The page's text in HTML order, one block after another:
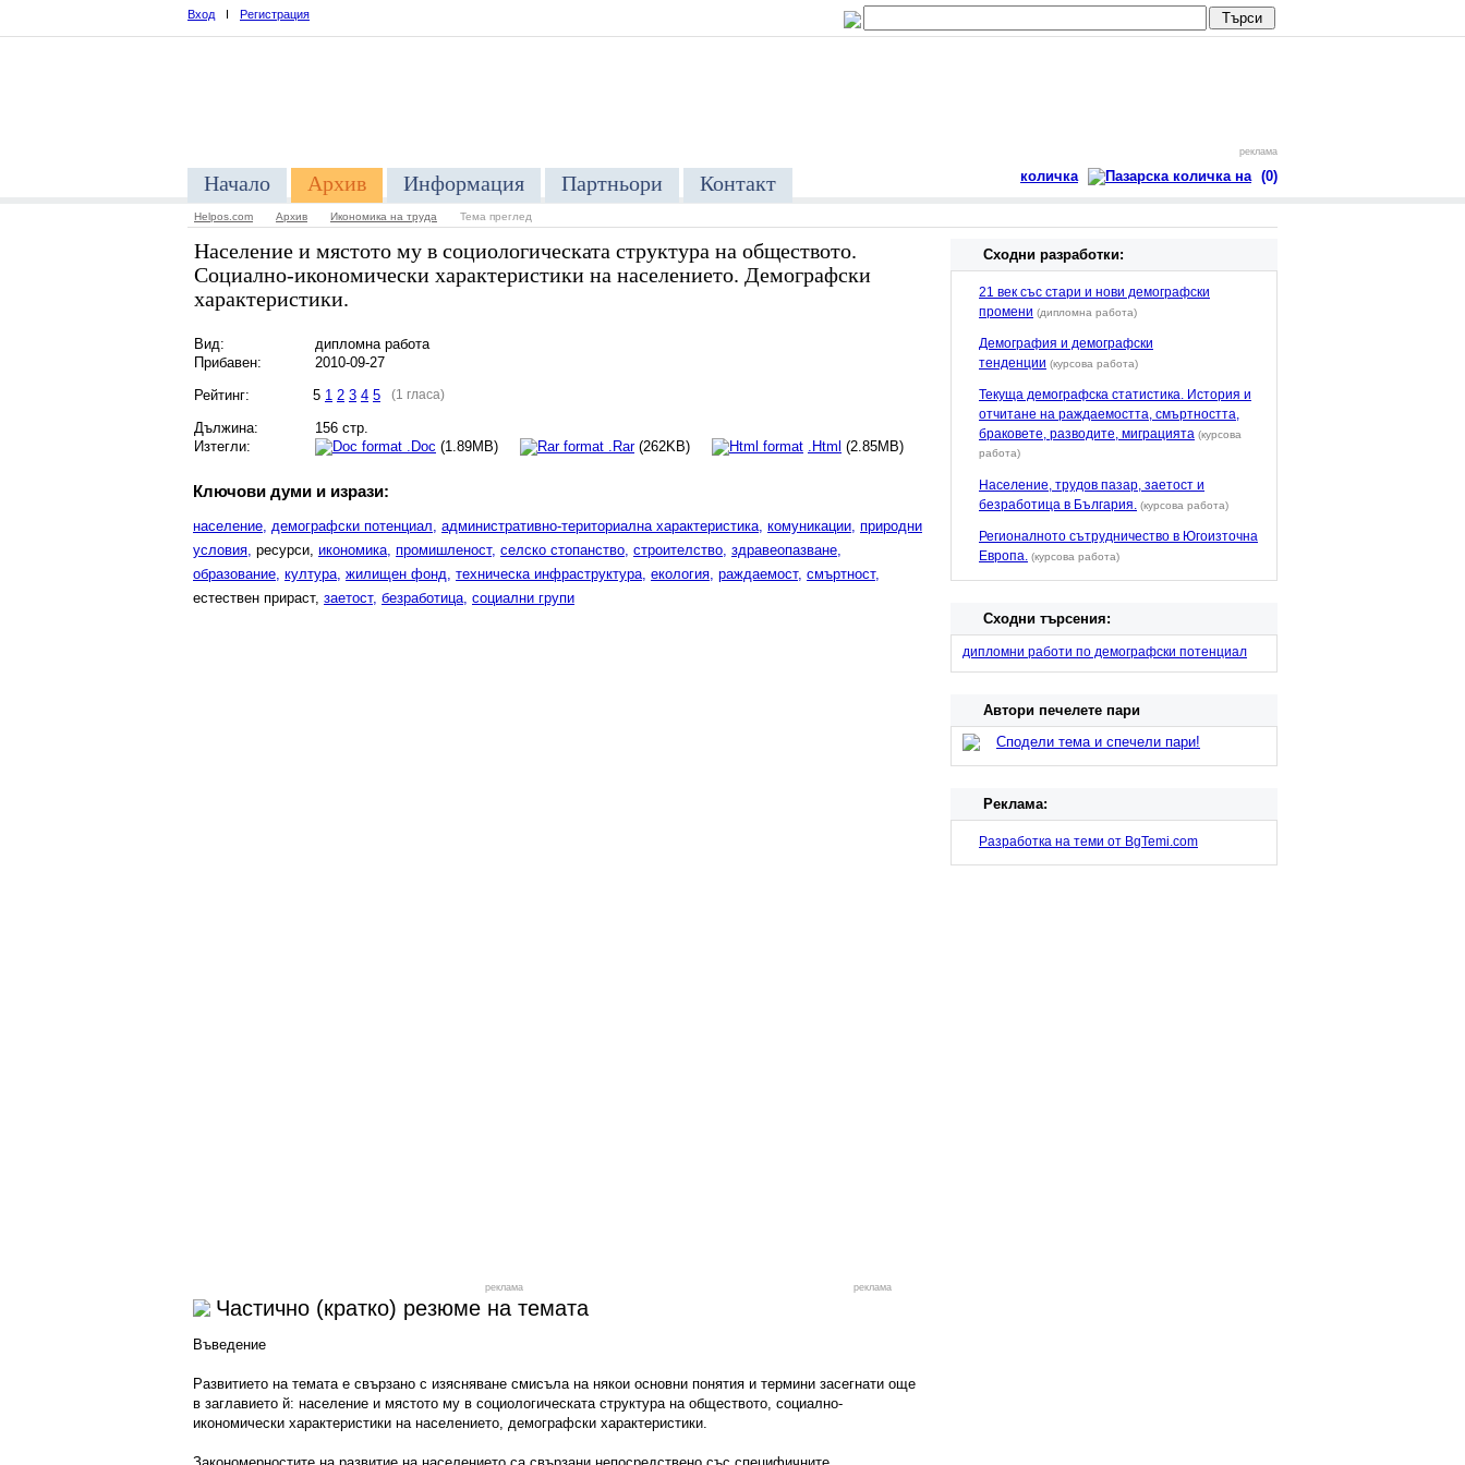
Вход I Регистрация
реклама
количка (0)
Начало Архив Информация Партньори Контакт
Helpos.com Архив Икономика на труда Тема преглед
Население и мястото му в социологическата структура на обществото.
Социално-икономически характеристики на населението. Демографски
характеристики.
Вид:
дипломна работа
Прибавен:
2010-09-27
Рейтинг:
5 1 2 3 4 5 (1 гласа)
Дължина:
156 стр.
Изтегли:
.Doc (1.89MB) .Rar(262KB) .Html (2.85MB)
Ключови думи и изрази:
население, демографски потенциал, административно-териториална характеристика, комуникации, природни
условия, ресурси, икономика, промишленост, селско стопанство, строителство, здравеопазване,
образование, култура, жилищен фонд, техническа инфраструктура, екология, раждаемост, смъртност,
естествен прираст, заетост, безработица, социални групи
реклама реклама
Частично (кратко) резюме на темата
Въведение
Развитието на темата е свързано с изясняване смисъла на някои основни понятия и термини засегнати още
в заглавието й: население и мястото му в социологическата структура на обществото, социално-
икономически характеристики на населението, демографски характеристики.
Сходни разработки:
21 век със стари и нови демографски
промени (дипломна работа)
Демография и демографски
тенденции (курсова работа)
Текуща демографска статистика. История и
отчитане на раждаемостта, смъртността,
браковете, разводите, миграцията (курсова
работа)
Население, трудов пазар, заетост и
безработица в България. (курсова работа)
Регионалното сътрудничество в Югоизточна
Европа. (курсова работа)
Сходни търсения:
дипломни работи по демографски потенциал
Автори печелете пари
Сподели тема и спечели пари!
Реклама:
Разработка на теми от BgTemi.com